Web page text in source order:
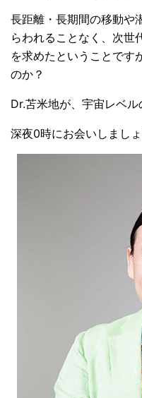
長距離・長期間の移動や
らわれることなく、次世
を求めたということです
のか？
Dr.苫米地が、宇宙レベ
深夜0時にお会いしましょ